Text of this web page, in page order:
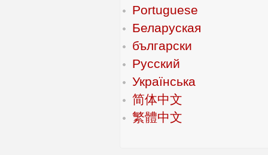
Portuguese
Беларуская
български
Русский
Українська
简体中文
繁體中文